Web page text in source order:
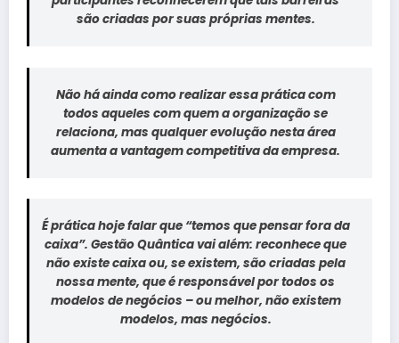
são criadas por suas próprias mentes.
Não há ainda como realizar essa prática com
todos aqueles com quem a organização se
relaciona, mas qualquer evolução nesta área
aumenta a vantagem competitiva da empresa.
É prática hoje falar que “temos que pensar fora da
caixa”. Gestão Quântica vai além: reconhece que
não existe caixa ou, se existem, são criadas pela
nossa mente, que é responsável por todos os
modelos de negócios – ou melhor, não existem
modelos, mas negócios.